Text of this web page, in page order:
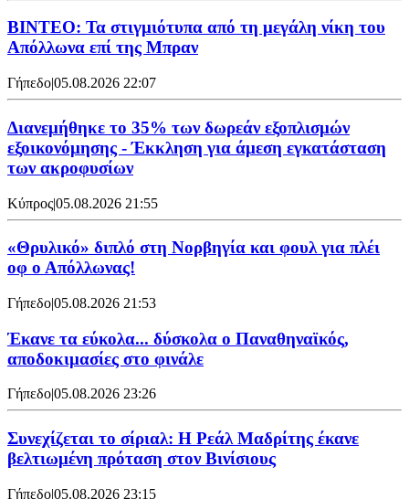
ΒΙΝΤΕΟ: Τα στιγμιότυπα από τη μεγάλη νίκη του
Απόλλωνα επί της Μπραν
Γήπεδο|05.08.2026 22:07
Διανεμήθηκε το 35% των δωρεάν εξοπλισμών
εξοικονόμησης - Έκκληση για άμεση εγκατάσταση
των ακροφυσίων
Κύπρος|05.08.2026 21:55
«Θρυλικό» διπλό στη Νορβηγία και φουλ για πλέι
οφ ο Απόλλωνας!
Γήπεδο|05.08.2026 21:53
Έκανε τα εύκολα... δύσκολα ο Παναθηναϊκός,
αποδοκιμασίες στο φινάλε
Γήπεδο|05.08.2026 23:26
Συνεχίζεται το σίριαλ: Η Ρεάλ Μαδρίτης έκανε
βελτιωμένη πρόταση στον Βινίσιους
Γήπεδο|05.08.2026 23:15